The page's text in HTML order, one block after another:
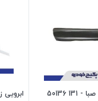
سپر عقب پراید صبا - 131 50136